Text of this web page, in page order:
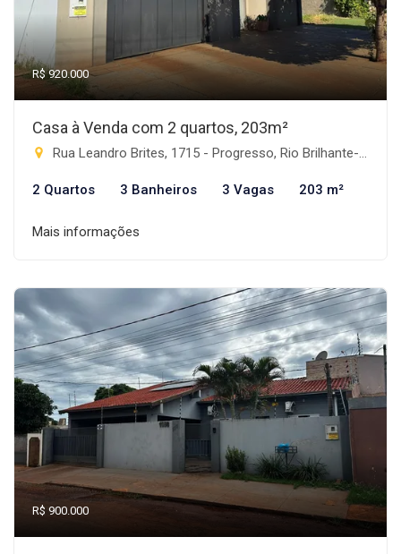
R$ 920.000
Casa à Venda com 2 quartos, 203m²
Rua Leandro Brites, 1715 - Progresso, Rio Brilhante-MS
2 Quartos 3 Banheiros 3 Vagas 203 m²
Mais informações
R$ 900.000